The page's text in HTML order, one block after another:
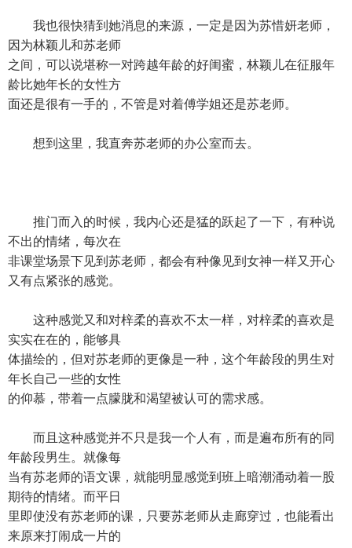
我也很快猜到她消息的来源，一定是因为苏惜妍老师，
因为林颖儿和苏老师
之间，可以说堪称一对跨越年龄的好闺蜜，林颖儿在征服年
龄比她年长的女性方
面还是很有一手的，不管是对着傅学姐还是苏老师。
想到这里，我直奔苏老师的办公室而去。
推门而入的时候，我内心还是猛的跃起了一下，有种说
不出的情绪，每次在
非课堂场景下见到苏老师，都会有种像见到女神一样又开心
又有点紧张的感觉。
这种感觉又和对梓柔的喜欢不太一样，对梓柔的喜欢是
实实在在的，能够具
体描绘的，但对苏老师的更像是一种，这个年龄段的男生对
年长自己一些的女性
的仰慕，带着一点朦胧和渴望被认可的需求感。
而且这种感觉并不只是我一个人有，而是遍布所有的同
年龄段男生。就像每
当有苏老师的语文课，就能明显感觉到班上暗潮涌动着一股
期待的情绪。而平日
里即使没有苏老师的课，只要苏老师从走廊穿过，也能看出
来原来打闹成一片的